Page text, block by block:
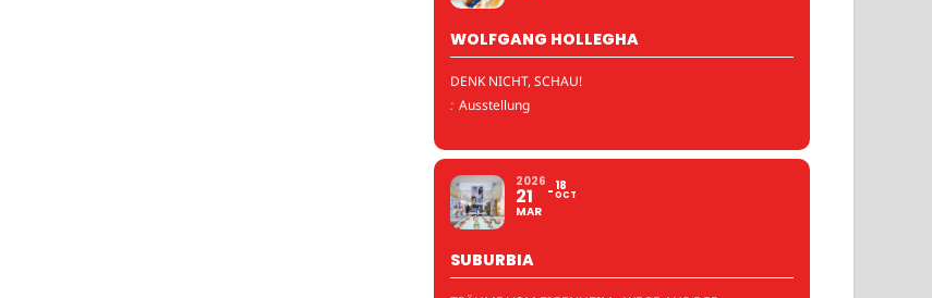
WOLFGANG HOLLEGHA
DENK NICHT, SCHAU!
: Ausstellung
2026
21
MAR
18
OCT
SUBURBIA